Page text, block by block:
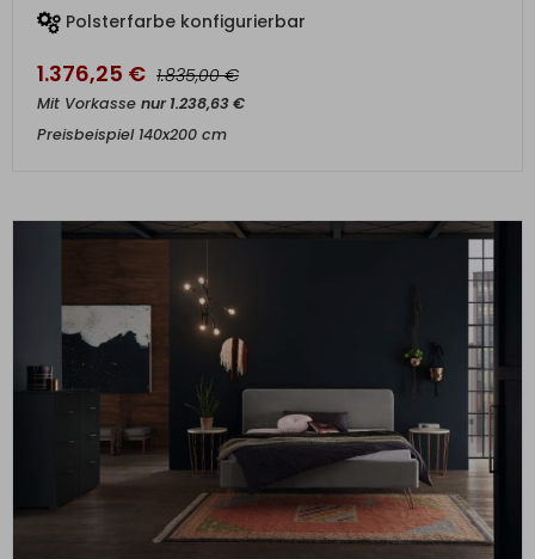
Polsterfarbe konfigurierbar
1.376,25 € 1.835,00€
Mit Vorkasse nur1.238,63€
Preisbeispiel 140x200 cm